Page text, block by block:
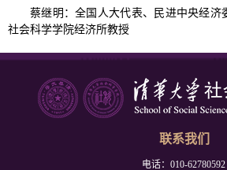
蔡继明：全国人大代表、民进中央经济
社会科学学院经济所教授
联系我们
电话：010-62780592